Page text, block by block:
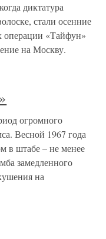
диктатура
стали осенние
операции «Тайфун»
на Москву.
огромного
Весной 1967 года
в штабе – не менее
замедленного
на